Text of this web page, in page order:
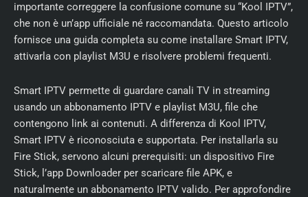
importante correggere la confusione comune su “Kool IPTV”,
che non è un’app ufficiale né raccomandata. Questo articolo
fornisce una guida completa su come installare Smart IPTV,
attivarla con playlist M3U e risolvere problemi frequenti.
Smart IPTV permette di guardare canali TV in streaming
usando un abbonamento IPTV e playlist M3U, file che
contengono link ai contenuti. A differenza di Kool IPTV,
Smart IPTV è riconosciuta e supportata. Per installarla su
Fire Stick, servono alcuni prerequisiti: un dispositivo Fire
Stick, l’app Downloader per scaricare file APK, e
naturalmente un abbonamento IPTV valido. Per approfondire